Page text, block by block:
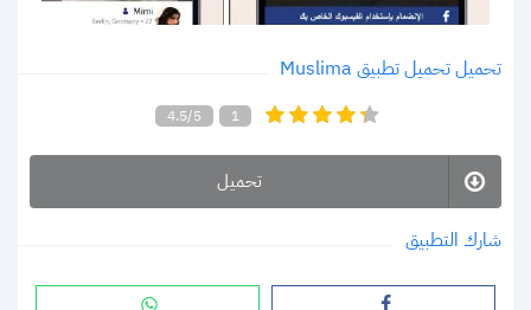
تحميل تحميل تطبيق Muslima
4.5/5 1
تحميل
شارك التطبيق